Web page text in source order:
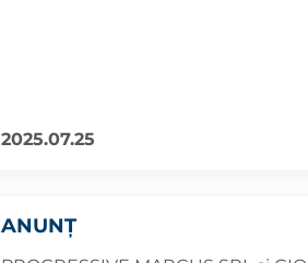
2025.07.25
ANUNȚ